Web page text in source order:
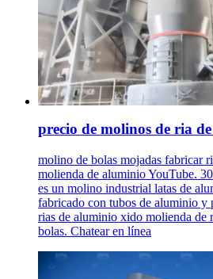
precio de molinos de ria
molino de bolas mojadas fabricar
molienda de aluminio YouTube.
es un molino industrial latas de
fabricado con tubos de aluminio y
rias de aluminio xido molienda de
bolas. Chatear en línea